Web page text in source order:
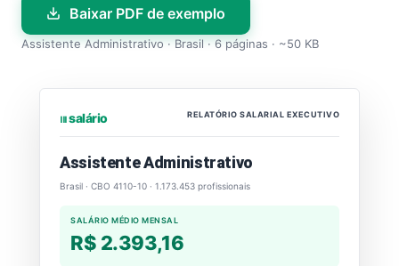
Baixar PDF de exemplo
Assistente Administrativo · Brasil · 6 páginas · ~50 KB
⏐⏐⏐ salário RELATÓRIO SALARIAL EXECUTIVO
Assistente Administrativo
Brasil · CBO 4110-10 · 1.173.453 profissionais
SALÁRIO MÉDIO MENSAL
R$ 2.393,16